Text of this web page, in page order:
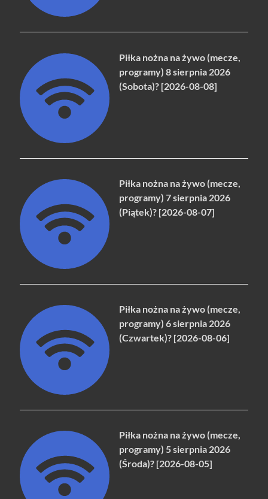
Piłka nożna na żywo (mecze,
programy) 8 sierpnia 2026
(Sobota)? [2026-08-08]
Piłka nożna na żywo (mecze,
programy) 7 sierpnia 2026
(Piątek)? [2026-08-07]
Piłka nożna na żywo (mecze,
programy) 6 sierpnia 2026
(Czwartek)? [2026-08-06]
Piłka nożna na żywo (mecze,
programy) 5 sierpnia 2026
(Środa)? [2026-08-05]